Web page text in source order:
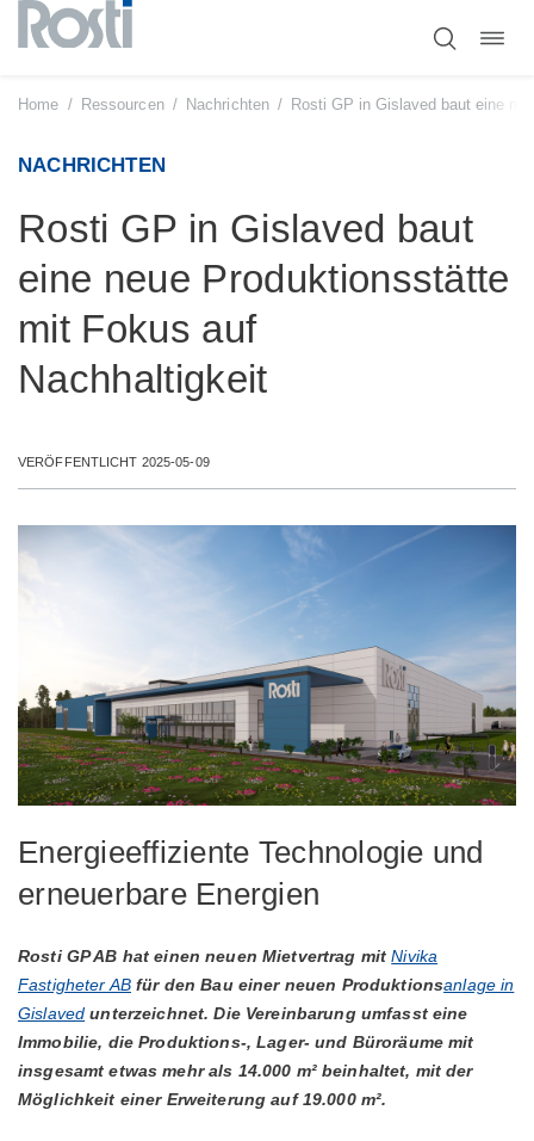
Zum
springen
Home / Ressourcen / Nachrichten / Rosti GP in Gislaved baut eine
NACHRICHTEN
Rosti GP in Gislaved baut
eine neue Produktionsstätte
mit Fokus auf
Nachhaltigkeit
VERÖFFENTLICHT 2025-05-09
Energieeffiziente Technologie und
erneuerbare Energien
Rosti GP AB hat einen neuen Mietvertrag mitNivika
Fastigheter ABfür den Bau einer neuen Produktionsanlage in
Gislaved unterzeichnet. Die Vereinbarung umfasst eine
Immobilie, die Produktions-, Lager- und Büroräume mit
insgesamt etwas mehr als 14.000 m² beinhaltet, mit der
Möglichkeit einer Erweiterung auf 19.000 m².